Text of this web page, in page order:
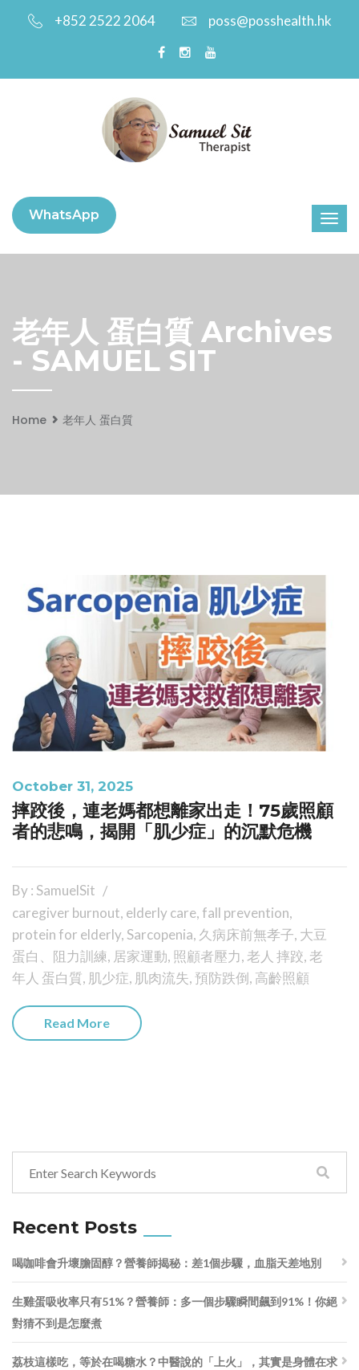
+852 2522 2064 poss@posshealth.hk
WhatsApp
老年人 蛋白質 Archives
- SAMUEL SIT
Home 老年人 蛋白質
October 31, 2025
摔跤後，連老媽都想離家出走！75歲照顧
者的悲鳴，揭開「肌少症」的沉默危機
By : SamuelSit
caregiver burnout, elderly care,fall prevention,
protein for elderly, Sarcopenia, 久病床前無孝子, 大豆
蛋白、阻力訓練, 居家運動, 照顧者壓力,老人 摔跤,老
年人 蛋白質, 肌少症, 肌肉流失,預防跌倒, 高齡照顧
Read More
Recent Posts
喝咖啡會升壞膽固醇？營養師揭秘：差1個步驟，血脂天差地別
生雞蛋吸收率只有51%？營養師：多一個步驟瞬間飆到91%！你絕
對猜不到是怎麼煮
荔枝這樣吃，等於在喝糖水？中醫說的「上火」，其實是身體在求